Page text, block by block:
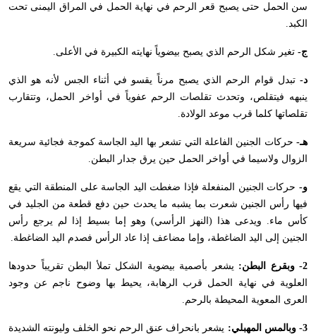
سن الحمل حتى يصبح قعر الرحم في نهاية الحمل في المراق اليمنى تحت
الكبد.
ج- تغير شكل الرحم الذي يصبح بيضوياً نهايته الكبيرة في الأعلى.
د- تبدل قوام الرحم الذي يصبح مرناً يقسو في أثناء الجس لأنه هو الذي
ينبهه فيتقلص، وتحدث تقلصات الرحم عفوياً في أواخر الحمل، وتتقارب
تقلصاتها كلما قرب موعد الولادة.
هـ- حركات الجنين الفاعلة التي تشعر بها اليد الجاسة كموجة فجائية سريعة
الزوال ولاسيما في أواخر الحمل حين يرق جدار البطن.
و- حركات الجنين المنفعلة فإذا ضغطت اليد الجاسة على المنطقة التي يقع
فيها رأس الجنين شعرت بما يشبه ما يحدث حين دفع قطعة من الجليد في
كأس ماء. ويدعى هذا (النهز الرأسي) وهو إما بسيط إذا لم يرجع رأس
الجنين إلى اليد الضاغطة، وإما مضاعف إذا عاد الرأس فصدم اليد الضاغطة.
2- وبقرع البطن:
يشعر بأصمية بيضوية الشكل تملأ البطن تقريباً حدودها
العلوية في نهاية الحمل قرب الرهابة، يحيط بها وضوح ناجم عن وجود
العرى المعوية المحيطة بالرحم.
3- وبالمس المهبلي:
يشعر بانحراف عنق الرحم نحو الخلف وليونته الشديدة